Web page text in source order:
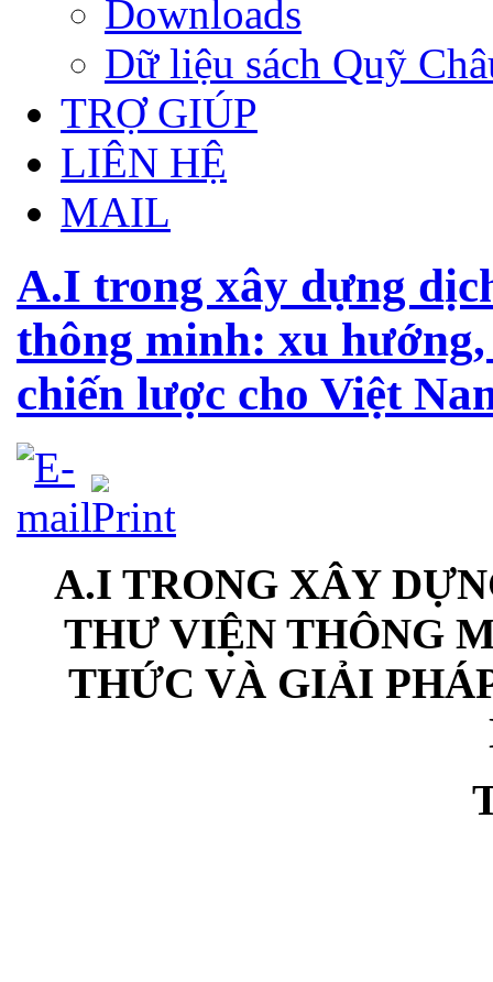
Downloads
Dữ liệu sách Quỹ
TRỢ GIÚP
LIÊN HỆ
MAIL
A.I trong xây dựng
thông minh: xu
chiến lược cho Việt
A.I TRONG XÂY
THƯ VIỆN THÔNG
THỨC VÀ GIẢI